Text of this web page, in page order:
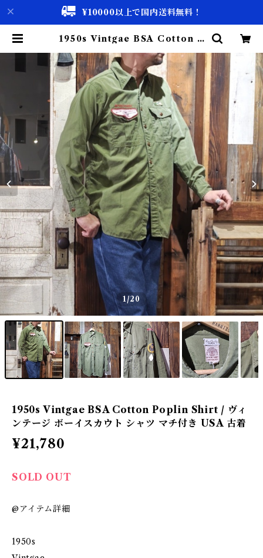
¥10000以上で国内送料無料！
1950s Vintgae BSA Cotton P
イスカウト シャツ マチ付き USA
古着 | 古着屋 仙台 biscco【古着
& Vintage 通販】
1/20
1950s Vintgae BSA Cotton Poplin Shirt / ヴィ
ンテージ ボーイスカウト シャツ マチ付き USA 古着
¥21,780
SOLD OUT
@アイテム詳細
1950s